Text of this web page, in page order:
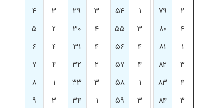
۲
۷۹ ۱ ۵۴ ۳ ۲۹ ۳
۴
۴
۸۰ ۳ ۵۵ ۴ ۳۰ ۲
۵
۱
۸۱ ۴ ۵۶ ۴ ۳۱ ۴
۶
۳
۸۲ ۴ ۵۷ ۲ ۳۲ ۴
۷
۴
۸۳ ۱ ۵۸ ۳ ۳۳ ۱
۸
۳
۸۴ ۳ ۵۹ ۱ ۳۴ ۳
۹